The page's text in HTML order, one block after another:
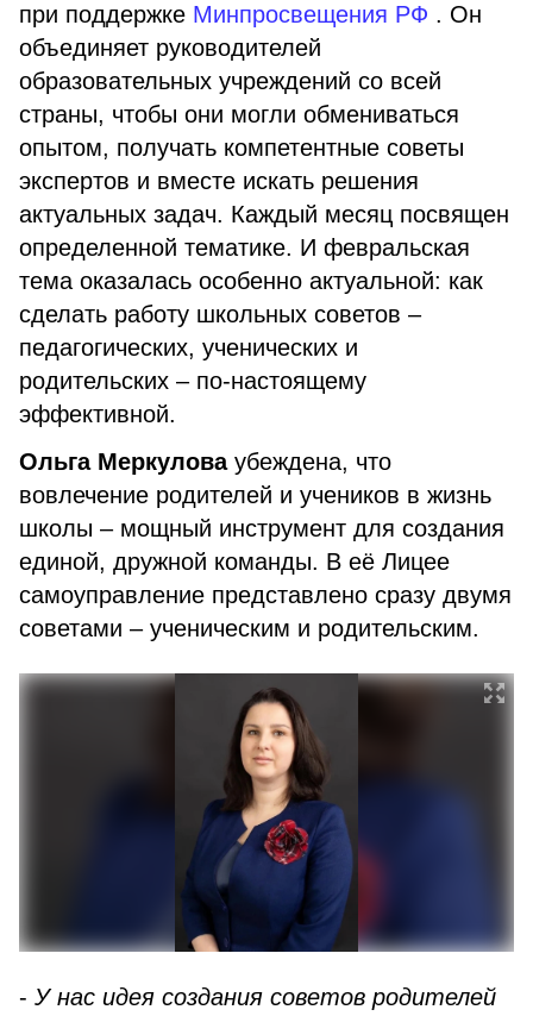
при поддержке Минпросвещения РФ . Он
объединяет руководителей
образовательных учреждений со всей
страны, чтобы они могли обмениваться
опытом, получать компетентные советы
экспертов и вместе искать решения
актуальных задач. Каждый месяц посвящен
определенной тематике. И февральская
тема оказалась особенно актуальной: как
сделать работу школьных советов –
педагогических, ученических и
родительских – по-настоящему
эффективной.
Ольга Меркуловаубеждена, что
вовлечение родителей и учеников в жизнь
школы – мощный инструмент для создания
единой, дружной команды. В её Лицее
самоуправление представлено сразу двумя
советами – ученическим и родительским.
- У нас идея создания советов родителей